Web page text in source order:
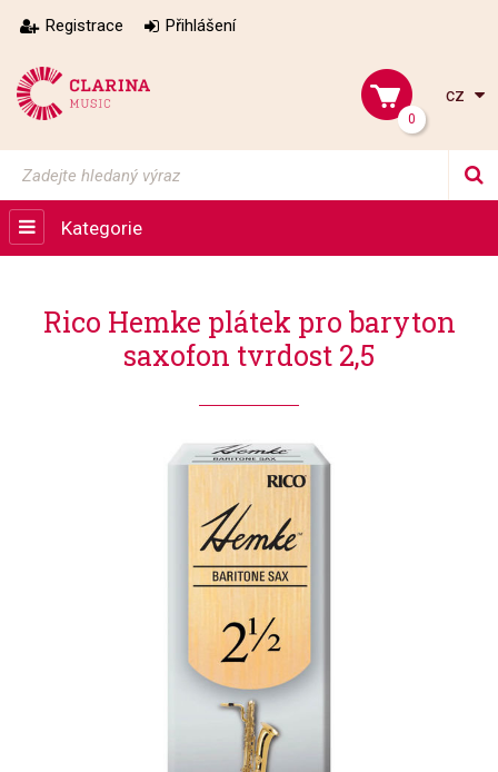
Registrace Přihlášení
0
cz
Kategorie
Rico Hemke plátek pro baryton
saxofon tvrdost 2,5